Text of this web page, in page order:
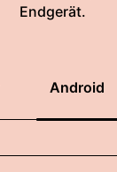
Endgerät.
Android